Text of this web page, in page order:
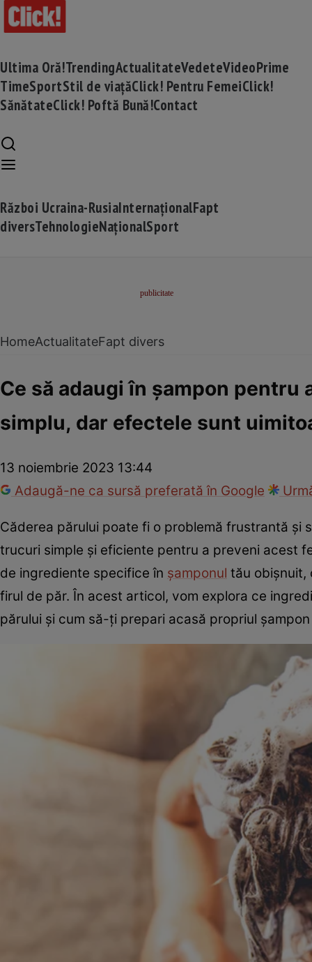
Ultima Oră!TrendingActualitateVedeteVideoPrime
TimeSportStil de viațăClick! Pentru FemeiClick!
SănătateClick! Poftă Bună!Contact
Război Ucraina-RusiaInternaționalFapt
diversTehnologieNaționalSport
HomeActualitateFapt divers
Ce să adaugi în șampon pentru
simplu, dar efectele sunt
13 noiembrie 2023 13:44
Adaugă-ne ca sursă preferată în Google
Căderea părului poate fi o problemă frustrantă și
trucuri simple și eficiente pentru a preveni acest
de ingrediente specifice în șamponul tău obișnuit,
firul de păr. În acest articol, vom explora ce
părului și cum să-ți prepari acasă propriul